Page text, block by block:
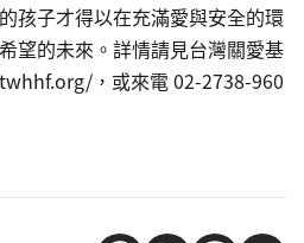
孩子才得以在充滿愛與安全的環
望的未來。詳情請見台灣關愛基
，或來電 02-2738-960